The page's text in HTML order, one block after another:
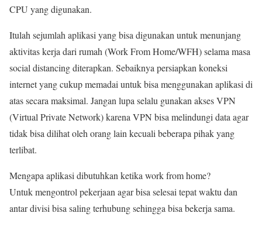
CPU yang digunakan.
Itulah sejumlah aplikasi yang bisa digunakan untuk menunjang
aktivitas kerja dari rumah (Work From Home/WFH) selama masa
social distancing diterapkan. Sebaiknya persiapkan koneksi
internet yang cukup memadai untuk bisa menggunakan aplikasi di
atas secara maksimal. Jangan lupa selalu gunakan akses VPN
(Virtual Private Network) karena VPN bisa melindungi data agar
tidak bisa dilihat oleh orang lain kecuali beberapa pihak yang
terlibat.
Mengapa aplikasi dibutuhkan ketika work from home?
Untuk mengontrol pekerjaan agar bisa selesai tepat waktu dan
antar divisi bisa saling terhubung sehingga bisa bekerja sama.